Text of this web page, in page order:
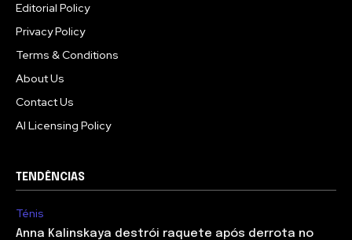
Editorial Policy
Privacy Policy
Terms & Conditions
About Us
Contact Us
AI Licensing Policy
TENDÊNCIAS
Ténis
Anna Kalinskaya destrói raquete após derrota no